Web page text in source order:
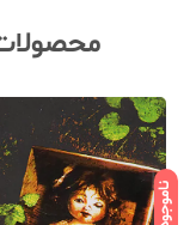
ناموجود